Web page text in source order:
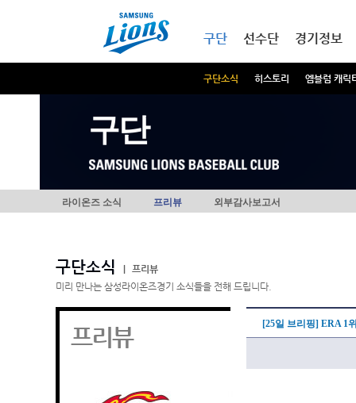
구단
구단소식 히스토리 엠블럼 캐릭
선수단 경기정보
구단
라이온즈 소식 프리뷰 외부감사보고서
구단소식
프리뷰
미리 만나는 삼성라이온즈경기 소식들을 전해 드립니다.
프리뷰 [25일 브리핑] ERA 1